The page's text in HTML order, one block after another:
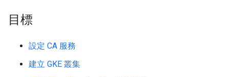
目標
設定 CA 服務
建立 GKE 叢集